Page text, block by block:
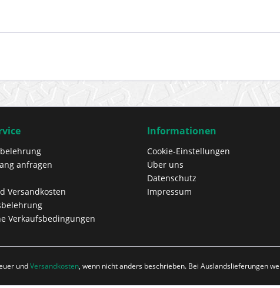
anfragen
Versandkosten
Verkaufsbedingungen
Informationen
Cookie-Einstellungen
Über uns
Datenschutz
Impressum
undVersandkosten, wenn nicht anders beschrieben. Bei Auslandslieferungen